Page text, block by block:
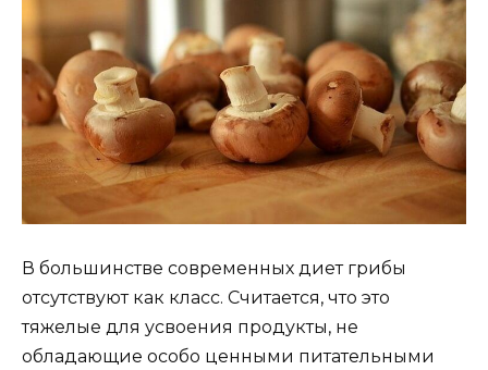
В большинстве современных диет грибы
отсутствуют как класс. Считается, что это
тяжелые для усвоения продукты, не
обладающие особо ценными питательными